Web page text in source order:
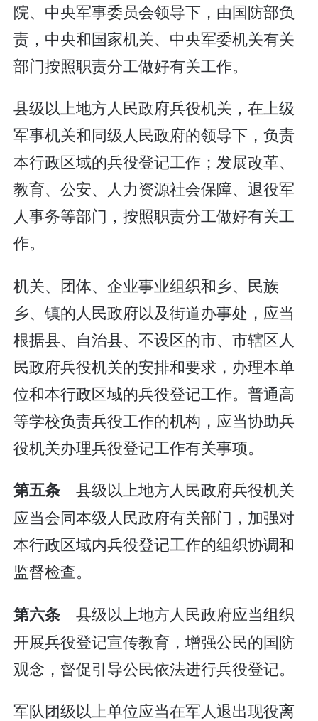
院、中央军事委员会领导下，由国防部负
责，中央和国家机关、中央军委机关有关
部门按照职责分工做好有关工作。
县级以上地方人民政府兵役机关，在上级
军事机关和同级人民政府的领导下，负责
本行政区域的兵役登记工作；发展改革、
教育、公安、人力资源社会保障、退役军
人事务等部门，按照职责分工做好有关工
作。
机关、团体、企业事业组织和乡、民族
乡、镇的人民政府以及街道办事处，应当
根据县、自治县、不设区的市、市辖区人
民政府兵役机关的安排和要求，办理本单
位和本行政区域的兵役登记工作。普通高
等学校负责兵役工作的机构，应当协助兵
役机关办理兵役登记工作有关事项。
第五条县级以上地方人民政府兵役机关
应当会同本级人民政府有关部门，加强对
本行政区域内兵役登记工作的组织协调和
监督检查。
第六条县级以上地方人民政府应当组织
开展兵役登记宣传教育，增强公民的国防
观念，督促引导公民依法进行兵役登记。
军队团级以上单位应当在军人退出现役离